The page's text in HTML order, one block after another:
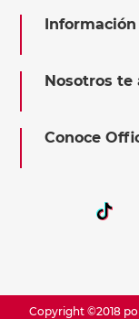
Nosotros te
Conoce
Copyright ©2018